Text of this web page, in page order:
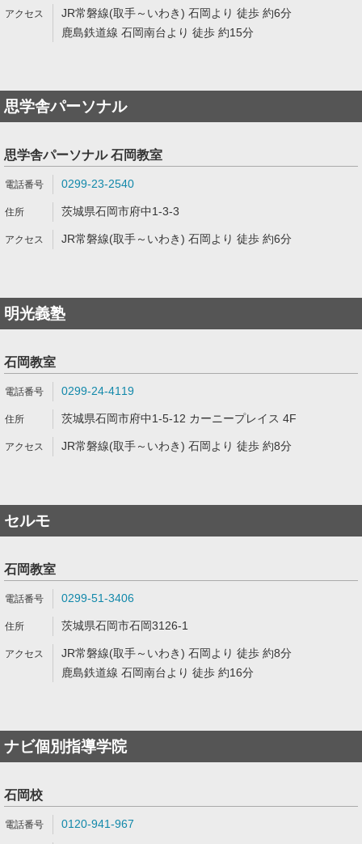
JR常磐線(取手～いわき) 石岡より 徒歩 約6分
鹿島鉄道線 石岡南台より 徒歩 約15分
思学舎パーソナル
思学舎パーソナル 石岡教室
0299-23-2540
茨城県石岡市府中1-3-3
JR常磐線(取手～いわき) 石岡より 徒歩 約6分
明光義塾
石岡教室
0299-24-4119
茨城県石岡市府中1-5-12 カーニープレイス 4F
JR常磐線(取手～いわき) 石岡より 徒歩 約8分
セルモ
石岡教室
0299-51-3406
茨城県石岡市石岡3126-1
JR常磐線(取手～いわき) 石岡より 徒歩 約8分
鹿島鉄道線 石岡南台より 徒歩 約16分
ナビ個別指導学院
石岡校
0120-941-967